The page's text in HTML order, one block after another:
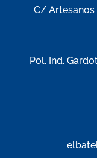
C/ Artesanos
Pol. Ind.